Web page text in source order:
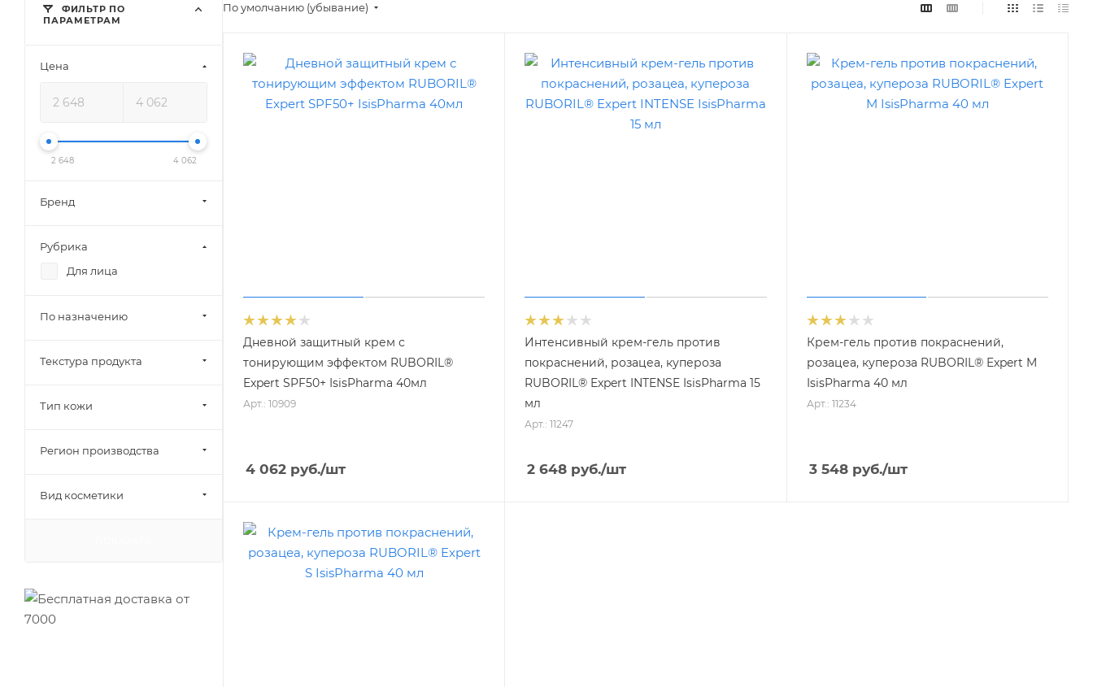
По умолчанию (убывание)
Дневной защитный крем с
тонирующим эффектом RUBORIL®
Expert SPF50+ IsisPharma 40мл
Арт.: 10909
4 062 руб./шт
Интенсивный крем-гель против
покраснений, розацеа, купероза
RUBORIL® Expert INTENSE IsisPharma 15
мл
Арт.: 11247
2 648 руб./шт
Крем-гель против покраснений,
розацеа, купероза RUBORIL® Expert M
IsisPharma 40 мл
Арт.: 11234
3 548руб./шт
ФИЛЬТР ПО
ПАРАМЕТРАМ
Цена
2 648 4 062
Бренд
Рубрика
Для лица
По назначению
Текстура продукта
Тип кожи
Регион производства
Вид косметики